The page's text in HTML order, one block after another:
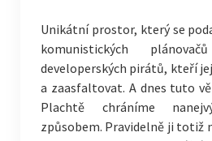
Unikátní prostor, který se
komunistických
developerských pirátů, kteří
a zaasfaltovat. A dnes tuto
Plachtě chráníme
způsobem. Pravidelně ji totiž